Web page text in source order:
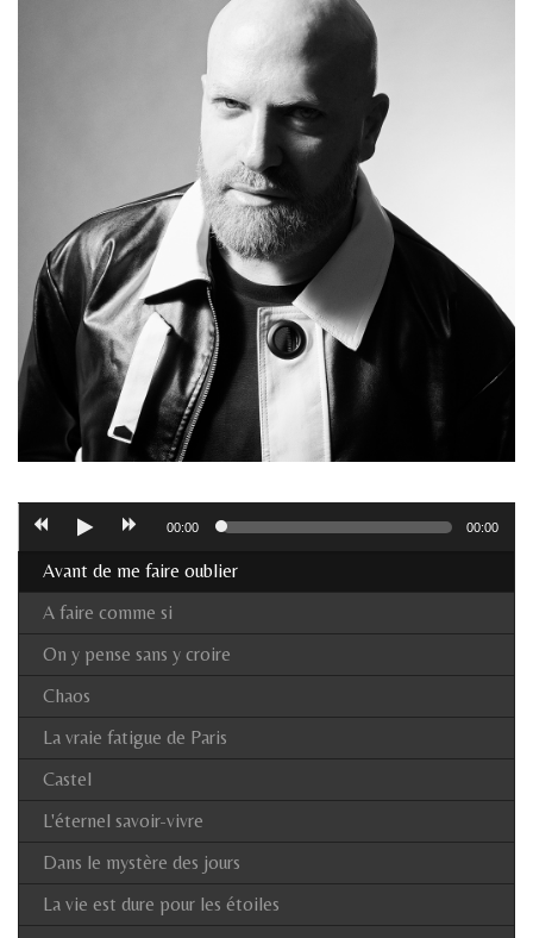
Avant de me faire oublier
A faire comme si
On y pense sans y croire
Chaos
La vraie fatigue de Paris
Castel
L'éternel savoir-vivre
Dans le mystère des jours
La vie est dure pour les étoiles
00:00 00:00